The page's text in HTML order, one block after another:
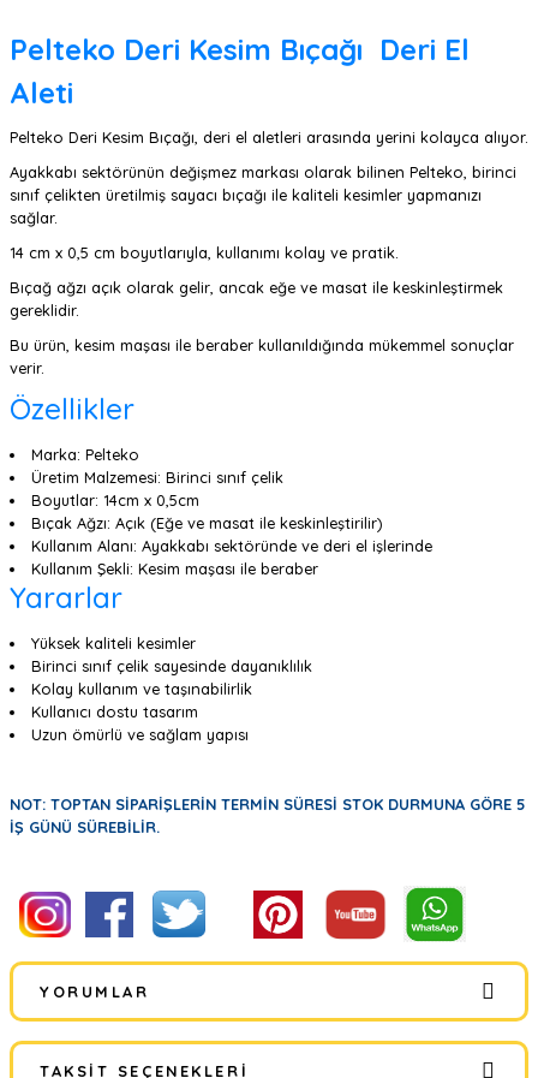
Pelteko Deri Kesim Bıçağı Deri El
Aleti
Pelteko Deri Kesim Bıçağı, deri el aletleri arasında yerini kolayca alıyor.
Ayakkabı sektörünün değişmez markası olarak bilinen Pelteko, birinci
sınıf çelikten üretilmiş sayacı bıçağı ile kaliteli kesimler yapmanızı
sağlar.
14 cm x 0,5 cm boyutlarıyla, kullanımı kolay ve pratik.
Bıçağ ağzı açık olarak gelir, ancak eğe ve masat ile keskinleştirmek
gereklidir.
Bu ürün, kesim maşası ile beraber kullanıldığında mükemmel sonuçlar
verir.
Özellikler
Marka: Pelteko
Üretim Malzemesi: Birinci sınıf çelik
Boyutlar: 14cm x 0,5cm
Bıçak Ağzı: Açık (Eğe ve masat ile keskinleştirilir)
Kullanım Alanı: Ayakkabı sektöründe ve deri el işlerinde
Kullanım Şekli: Kesim maşası ile beraber
Yararlar
Yüksek kaliteli kesimler
Birinci sınıf çelik sayesinde dayanıklılık
Kolay kullanım ve taşınabilirlik
Kullanıcı dostu tasarım
Uzun ömürlü ve sağlam yapısı
NOT: TOPTAN SİPARİŞLERİN TERMİN SÜRESİ STOK DURMUNA GÖRE 5
İŞ GÜNÜ SÜREBİLİR.
YORUMLAR
TAKSIT SEÇENEKLERI